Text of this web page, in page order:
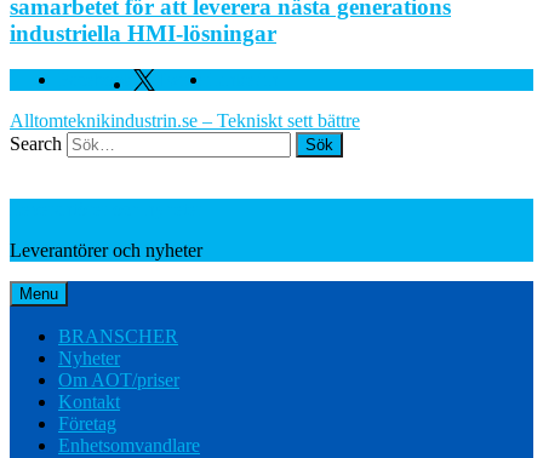
samarbetet för att leverera nästa generations
industriella HMI-lösningar
Facebook Twitter
Alltomteknikindustrin.se – Tekniskt sett bättre
Search
Leverantörer och nyheter
Menu
BRANSCHER
Nyheter
Om AOT/priser
Kontakt
Företag
Enhetsomvandlare